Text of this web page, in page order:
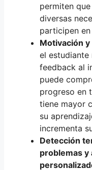
permiten
diversas
participen
Motivación
el estudiante
feedback al
puede
progreso en
tiene mayor
su
incrementa
Detección
problemas y